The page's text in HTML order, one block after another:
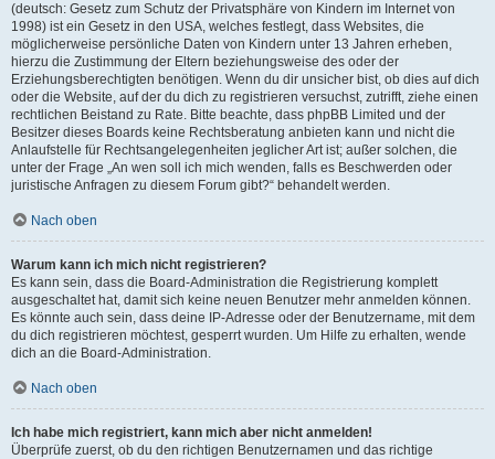
(deutsch: Gesetz zum Schutz der Privatsphäre von Kindern im Internet von
1998) ist ein Gesetz in den USA, welches festlegt, dass Websites, die
möglicherweise persönliche Daten von Kindern unter 13 Jahren erheben,
hierzu die Zustimmung der Eltern beziehungsweise des oder der
Erziehungsberechtigten benötigen. Wenn du dir unsicher bist, ob dies auf dich
oder die Website, auf der du dich zu registrieren versuchst, zutrifft, ziehe einen
rechtlichen Beistand zu Rate. Bitte beachte, dass phpBB Limited und der
Besitzer dieses Boards keine Rechtsberatung anbieten kann und nicht die
Anlaufstelle für Rechtsangelegenheiten jeglicher Art ist; außer solchen, die
unter der Frage „An wen soll ich mich wenden, falls es Beschwerden oder
juristische Anfragen zu diesem Forum gibt?“ behandelt werden.
Nach oben
Warum kann ich mich nicht registrieren?
Es kann sein, dass die Board-Administration die Registrierung komplett
ausgeschaltet hat, damit sich keine neuen Benutzer mehr anmelden können.
Es könnte auch sein, dass deine IP-Adresse oder der Benutzername, mit dem
du dich registrieren möchtest, gesperrt wurden. Um Hilfe zu erhalten, wende
dich an die Board-Administration.
Nach oben
Ich habe mich registriert, kann mich aber nicht anmelden!
Überprüfe zuerst, ob du den richtigen Benutzernamen und das richtige